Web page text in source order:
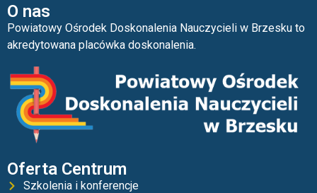
O nas
Powiatowy Ośrodek Doskonalenia Nauczycieli w Brzesku to
akredytowana placówka doskonalenia.
Oferta Centrum
Szkolenia i konferencje